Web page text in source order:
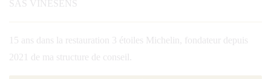
SAS VINESENS
15 ans dans la restauration 3 étoiles Michelin, fondateur depuis
2021 de ma structure de conseil.